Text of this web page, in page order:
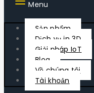
Menu
Sản phẩm
Dịch vụ in 3D
Giải pháp IoT
Blog
Về chúng tôi
Tài khoản